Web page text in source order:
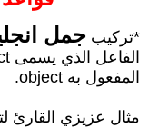
*تركيب جمل
المفعول به object.
مثال عزيزي القارئ